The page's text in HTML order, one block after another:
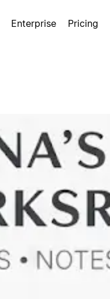
Enterprise Pricing